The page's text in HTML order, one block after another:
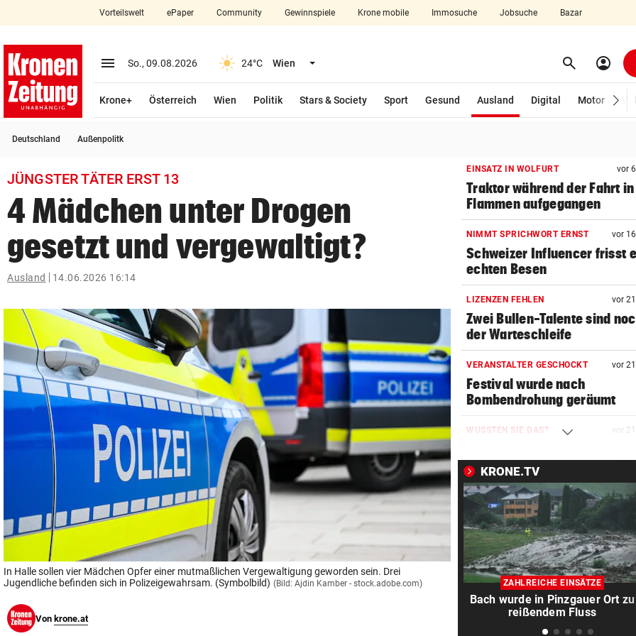
closeSchließen
account_circle Anmelden
arrow_right
bookmark
search
Suchbegriff
eingeben
© Krone Multimedia GmbH & Co KG 2026
Muthgasse 2, 1190 Wien
Vorteilswelt ePaper Community Gewinnspiele Krone mobile Immosuche Jobsuche Bazar
menu Menü aufklappen
So., 09.08.2026 24°C Wien Menü aufklappen search Suchen
account_circle
Krone+ Österreich Wien Politik Stars & Society Sport Gesund Ausland
Digital
Motor
Deutschland Außenpolitk
JÜNGSTER TÄTER ERST 13
4 Mädchen unter Drogen
gesetzt und vergewaltigt?
Ausland 14.06.2026 16:14
In Halle sollen vier Mädchen Opfer einer mutmaßlichen Vergewaltigung geworden sein. Drei
Jugendliche befinden sich in Polizeigewahrsam. (Symbolbild) (Bild: Ajdin Kamber - stock.adobe.com)
Von krone.at
EINSATZ IN WOLFURT vor
Traktor während der Fahrt in
Flammen aufgegangen
NIMMT SPRICHWORT ERNST vor
Schweizer Influencer frisst
echten Besen
LIZENZEN FEHLEN vor
Zwei Bullen-Talente sind
der Warteschleife
VERANSTALTER GESCHOCKT vor
Festival wurde nach
Bombendrohung geräumt
WUSSTEN SIE DAS? vor
einem Nachbarland!
FATALE GLUTHITZE vor 26
Wenn Bauarbeiter auf dem
zusammenbrechen
BABYGLÜCK MIT TOM BECK vor
Drittes Kind für „GZSZ“-Star
Chryssanthi Kavazi
KRONE.TV
ZAHLREICHE EINSÄTZE
Bach wurde in Pinzgauer Ort zu
reißendem Fluss